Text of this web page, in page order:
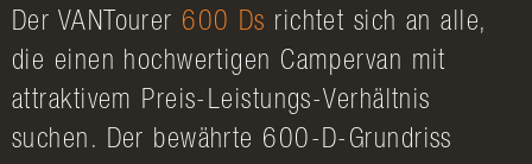
Der VANTourer 600 Ds richtet sich an alle,
die einen hochwertigen Campervan mit
attraktivem Preis-Leistungs-Verhältnis
suchen. Der bewährte 600-D-Grundriss